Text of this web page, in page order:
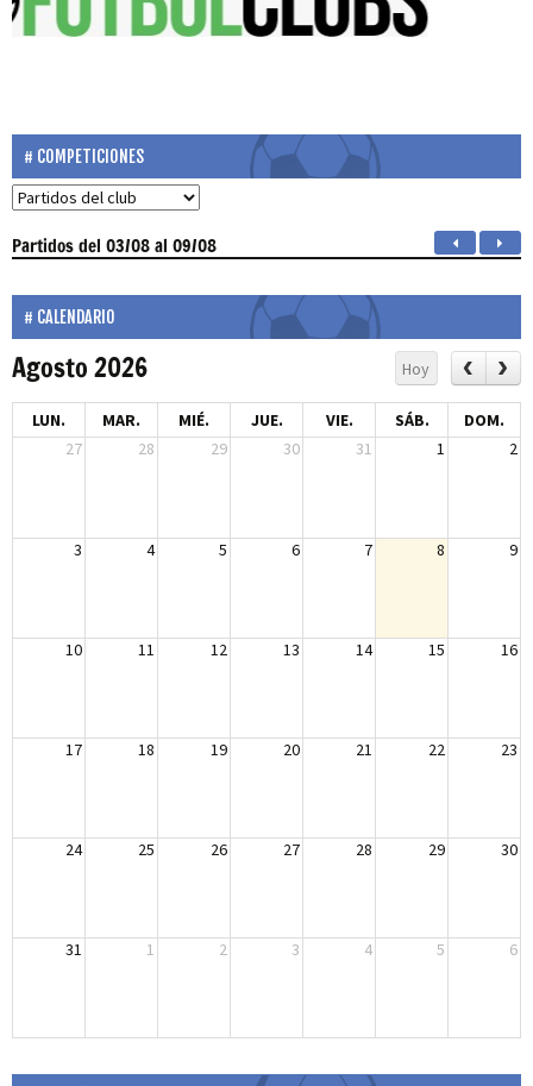
COMPETICIONES
Partidosdel 03/08 al 09/08
CALENDARIO
Agosto 2026 Hoy
LUN. MAR. MIÉ. JUE. VIE. SÁB.
DOM.
27
28 29 30 31 1 2
3 4 5 6 7 8 9
10 11 12 13 14 15 16
17 18 19 20 21 22 23
24 25 26 27 28 29 30
31 1 2 3 4 5 6